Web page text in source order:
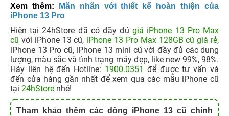
Xem thêm:
Mãn nhãn với thiết kế hoàn thiện của
iPhone 13 Pro
Hiện tại 24hStore đã có đầy đủgiá iPhone 13 Pro Max
cũ với iPhone 13 cũ, iPhone 13 Pro Max 128GB cũ giá rẻ,
iPhone 13 Pro cũ, iPhone 13 mini cũ với đầy đủ các dung
lượng, màu sắc và tình trạng máy đẹp, like new 99%, 98%.
Hãy liên hệ đến Hotline: 1900.0351 để được tư vấn và
đến cửa hàng gần nhất để xem qua các mẫu iPhone cũ
tại 24hStore nhé!
Tham khảo thêm các dòng iPhone 13 cũ chính